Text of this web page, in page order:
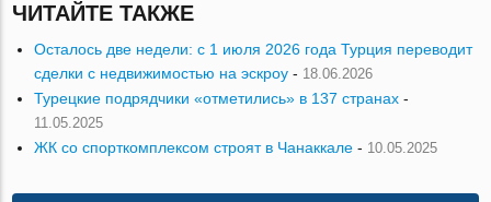
ЧИТАЙТЕ ТАКЖЕ
Осталось две недели: с 1 июля 2026 года Турция переводит
сделки с недвижимостью на эскроу - 18.06.2026
Турецкие подрядчики «отметились» в 137 странах -
11.05.2025
ЖК со спорткомплексом строят в Чанаккале - 10.05.2025